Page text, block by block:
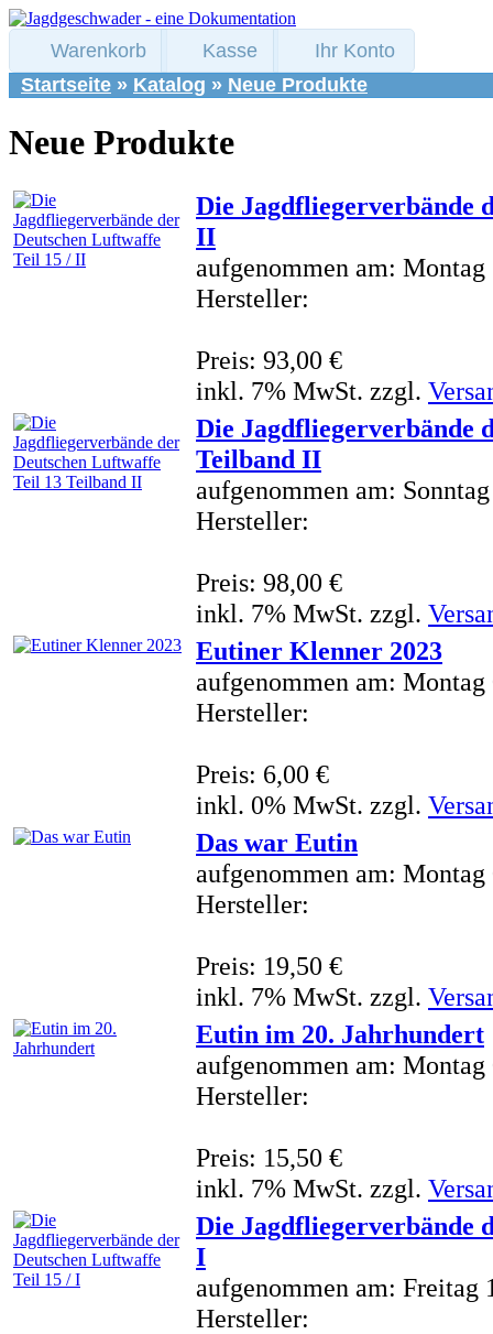
Warenkorb Kasse
Ihr Konto
Startseite » Katalog » Neue Produkte
Neue Produkte
Die Jagdfliegerverbände
II
aufgenommen am: Montag
Hersteller:
Preis: 93,00 €
inkl. 7% MwSt. zzgl.
Die Jagdfliegerverbände
Teilband II
aufgenommen am:
Hersteller:
Preis: 98,00 €
inkl. 7% MwSt. zzgl.
Eutiner Klenner 2023
aufgenommen am: Montag
Hersteller:
Preis: 6,00 €
inkl. 0% MwSt. zzgl.
Das war Eutin
aufgenommen am: Montag
Hersteller:
Preis: 19,50 €
inkl. 7% MwSt. zzgl.
Eutin im 20. Jahrhundert
aufgenommen am: Montag
Hersteller:
Preis: 15,50 €
inkl. 7% MwSt. zzgl.
Die Jagdfliegerverbände
I
aufgenommen am: Freitag
Hersteller: